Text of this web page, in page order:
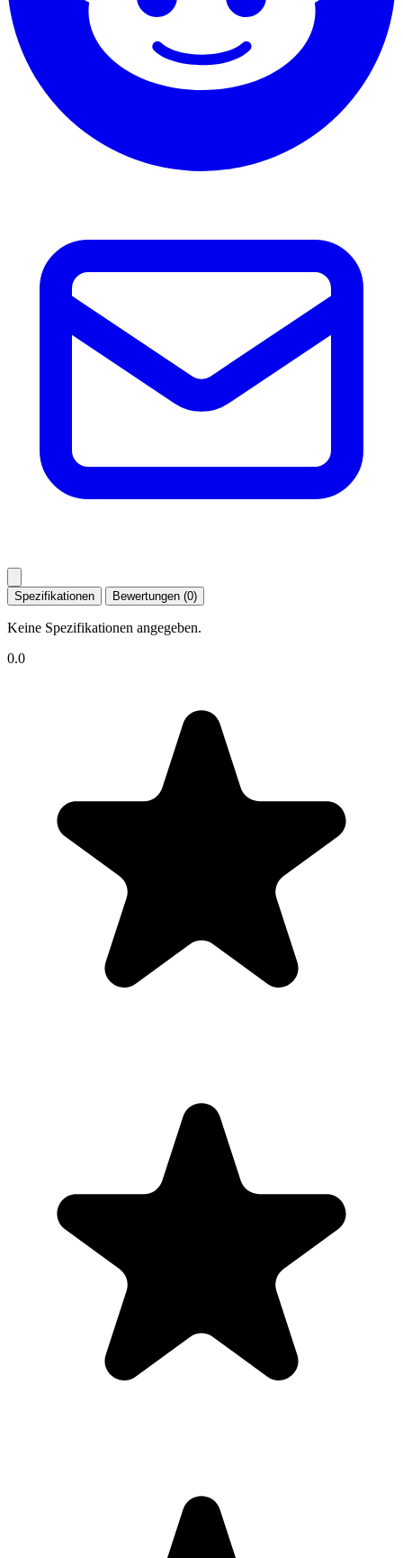
Spezifikationen Bewertungen (0)
Keine Spezifikationen angegeben.
0.0